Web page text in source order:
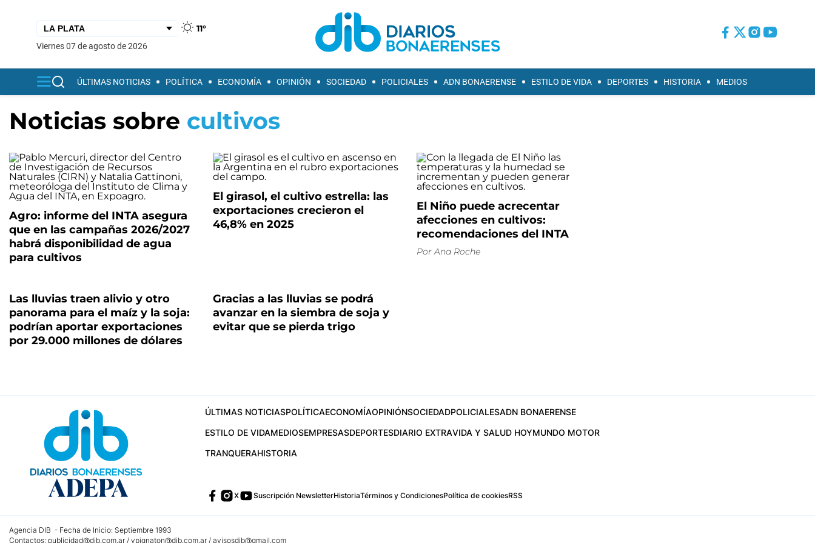
11°
viernes 07 de agosto de 2026
ÚLTIMAS NOTICIAS POLÍTICA ECONOMÍA OPINIÓN SOCIEDAD POLICIALES ADN BONAERENSE ESTILO DE VIDA DEPORTES HISTORIA MEDIOS
Noticias sobre cultivos
Agro: informe del INTA asegura
que en las campañas 2026/2027
habrá disponibilidad de agua
para cultivos
El girasol, el cultivo estrella: las
exportaciones crecieron el
46,8% en 2025
El Niño puede acrecentar
afecciones en cultivos:
recomendaciones del INTA
Por Ana Roche
Las lluvias traen alivio y otro
panorama para el maíz y la soja:
podrían aportar exportaciones
por 29.000 millones de dólares
Gracias a las lluvias se podrá
avanzar en la siembra de soja y
evitar que se pierda trigo
ÚLTIMAS NOTICIASPOLÍTICAECONOMÍAOPINIÓNSOCIEDADPOLICIALESADN BONAERENSE
ESTILO DE VIDAMEDIOSEMPRESASDEPORTESDIARIO EXTRAVIDA Y SALUD HOYMUNDO MOTOR
TRANQUERAHISTORIA
X Suscripción NewsletterHistoriaTérminos y CondicionesPolítica de cookiesRSS
Agencia DIB - Fecha de Inicio: Septiembre 1993
Contactos: publicidad@dib.com.ar / vpignaton@dib.com.ar / avisosdib@gmail.com